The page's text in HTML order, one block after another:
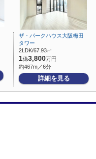
ザ・パークハウス大阪梅田
タワー
2LDK/67.93㎡
1億3,800万円
約467m／6分
詳細を見る